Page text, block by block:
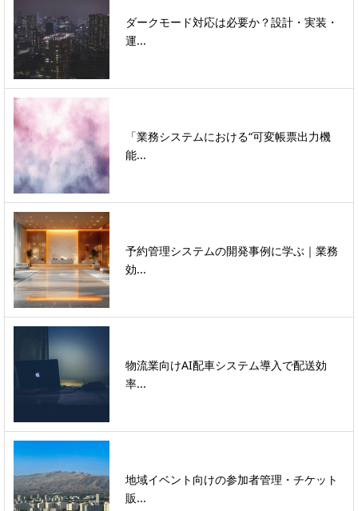
ダークモード対応は必要か？設計・実装・
運...
「業務システムにおける“可変帳票出力機
能...
予約管理システムの開発事例に学ぶ｜業務
効...
物流業向けAI配車システム導入で配送効
率...
地域イベント向けの参加者管理・チケット
販...